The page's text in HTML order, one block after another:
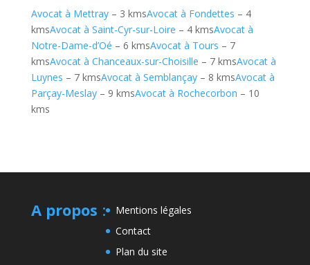
Avocat à Mettray– 3 kmsAvocat à Fondettes – 4
kmsAvocat à Saint-Cyr-sur-Loire – 4 kmsAvocat à
Notre-Dame-d’Oé – 6 kmsAvocat à Tours – 7
kmsAvocat à Chanceaux-sur-Choisille – 7 kmsAvocat à
Luynes – 7 kmsAvocat à Semblançay– 8 kmsAvocat à
Parçay-Meslay– 9 kmsAvocat à Rochecorbon – 10
kms
A propos :
Mentions légales
Contact
Plan du site